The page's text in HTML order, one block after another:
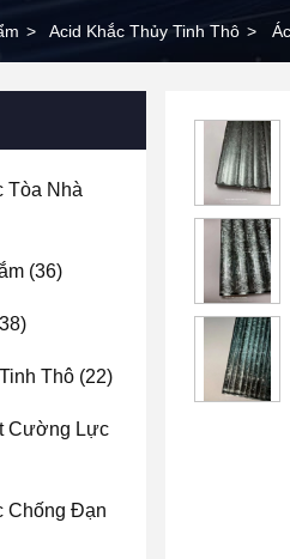
> Acid Khắc Thủy Tinh Thô >
Tòa Nhà
(36)
Thô (22)
Cường Lực
Chống Đạn